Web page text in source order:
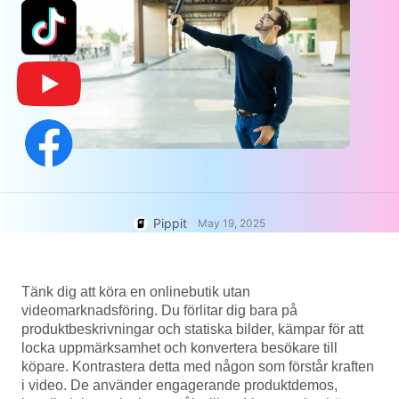
Edit Now
AI Product Images
User Account
Assets Management
Publishing and Analytics
Product Images
One-click Video Solution
Campaign
7 Promotional Poster Ideas
Business Tips
AI-Powered Product Posters
Top 5 Types of Business
AI-Generated Product
Background
Poster Tips
TikTok Video Advertising Guide
How to Cut YouTube Video
Crop Videos for Instagram
Pippit May 19, 2025
Tänk dig att köra en onlinebutik utan
videomarknadsföring. Du förlitar dig bara på
produktbeskrivningar och statiska bilder, kämpar för att
locka uppmärksamhet och konvertera besökare till
köpare. Kontrastera detta med någon som förstår kraften
i video. De använder engagerande produktdemos,